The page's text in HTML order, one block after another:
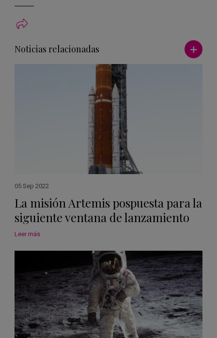
Noticias relacionadas Ver más
05 Sep 2022
La misión Artemis pospuesta para la
siguiente ventana de lanzamiento
Leer más